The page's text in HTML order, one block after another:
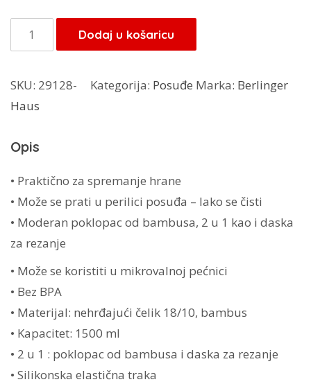
je:
39,00 KM.
33,15 KM.
Berlinger
Huas
za
ručak
7207
količina
Dodaj u košaricu
SKU: 29128- Kategorija: Posuđe Marka: Berlinger
Haus
Opis
• Praktično za spremanje hrane
• Može se prati u perilici posuđa – lako se čisti
• Moderan poklopac od bambusa, 2 u 1 kao i daska
za rezanje
• Može se koristiti u mikrovalnoj pećnici
• Bez BPA
• Materijal: nehrđajući čelik 18/10, bambus
• Kapacitet: 1500 ml
• 2 u 1 : poklopac od bambusa i daska za rezanje
• Silikonska elastična traka